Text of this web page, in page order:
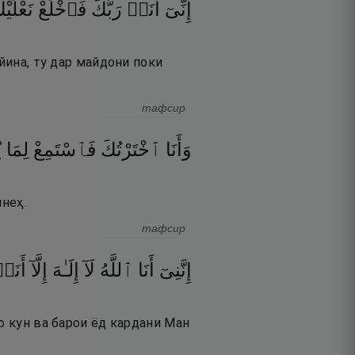
إِنِّىٓ أَنَا۠ رَبُّكَ فَٱخْلَعْ
ту дар майдони поки
тафсир
وَأَنَا ٱخْتَرْتُكَ فَٱسْتَمِعْ لِمَا
тафсир
إِنَّنِىٓ أَنَا ٱللَّهُ لَآ إِلَـٰهَ إِلَّآ
кун ва барои ёд кардани Ман